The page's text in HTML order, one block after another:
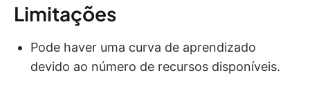
Limitações
Pode haver uma curva de aprendizado
devido ao número de recursos disponíveis.